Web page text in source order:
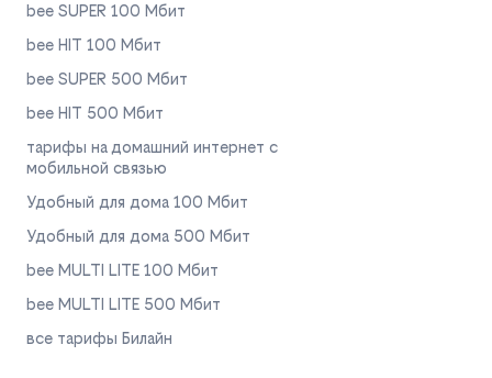
bee SUPER 100 Мбит
bee HIT 100 Мбит
bee SUPER 500 Мбит
bee HIT 500 Мбит
тарифы на домашний интернет с
мобильной связью
Удобный для дома 100 Мбит
Удобный для дома 500 Мбит
bee MULTI LITE 100 Мбит
bee MULTI LITE 500 Мбит
все тарифы Билайн